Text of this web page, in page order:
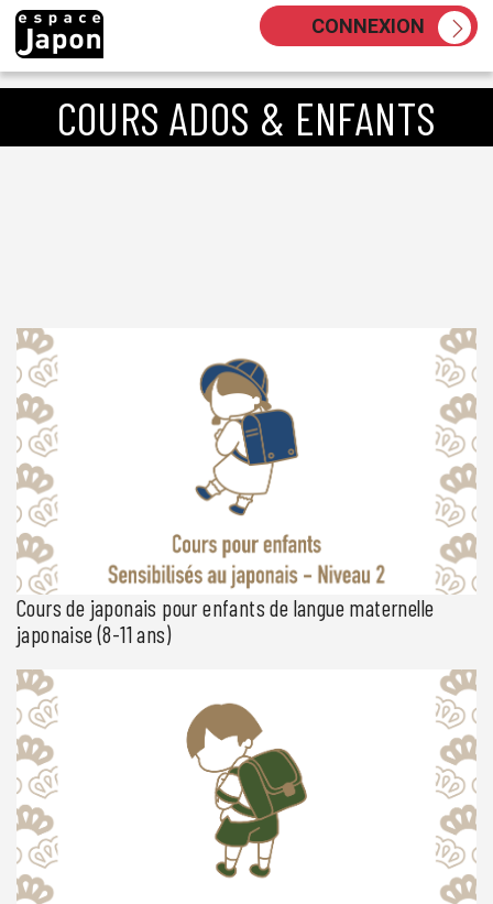
Skip
content
CONNEXION
COURS ADOS & ENFANTS
Cours de japonais pour enfants de langue maternelle
japonaise (8-11 ans)
Espace Japon propose des cours de japonais ludiques et
conviviaux pour enfants sensibilisés à parler et écouter le japonais
à la maison avec leurs parents ou leur famille proche. Avec une
régularité hebdomadaire, les cours pour enfants d’Espace Japon
sont riches d’expériences culturelles et d’exercices d’application
pratique de la langue japonaise, parfaits pour mieux […]